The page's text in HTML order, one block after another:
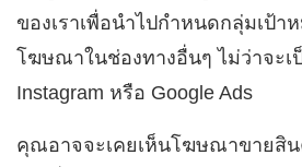
ของเราเพื่อนำไปกำหนดกลุ่มเป้า
โฆษณาในช่องทางอื่นๆ ไม่ว่าจะเ
Instagram หรือ Google Ads
คุณอาจจะเคยเห็นโฆษณาขายสิน